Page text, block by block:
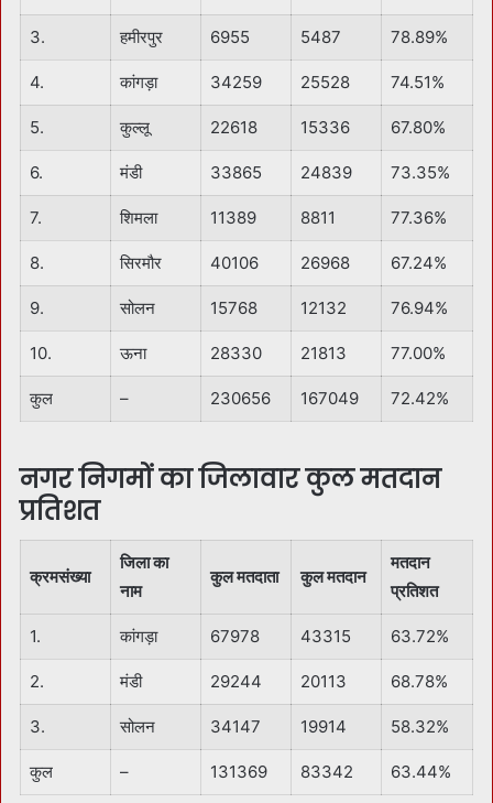
3. हमीरपुर 6955 5487 78.89%
4. कांगड़ा 34259 25528 74.51%
5. कुल्लू 22618 15336 67.80%
6. मंडी 33865 24839 73.35%
7. शिमला 11389 8811 77.36%
8. सिरमौर 40106 26968 67.24%
9. सोलन 15768 12132 76.94%
10. ऊना 28330 21813 77.00%
कुल – 230656 167049 72.42%
नगर निगमों का जिलावार कुल मतदान
प्रतिशत
क्रमसंख्या
जिला का
नाम
कुल मतदाता कुल मतदान
मतदान
प्रतिशत
1. कांगड़ा 67978 43315 63.72%
2. मंडी 29244 20113 68.78%
3. सोलन 34147 19914 58.32%
कुल – 131369 83342 63.44%